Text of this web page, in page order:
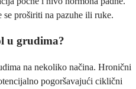
se proširiti na pazuhe ili ruke.
u grudima?
na nekoliko načina. Hronični
pogoršavajući ciklični